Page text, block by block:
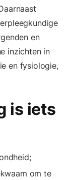
en
inzichten in
en fysiologie,
is iets
om te